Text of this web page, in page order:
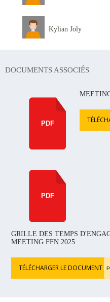
Kylian Joly
DOCUMENTS ASSOCIÉS
PDF
PDF
GRILLE DES TEMPS
MEETING FFN 2025
TÉLÉCHARGER LE DOCUMENT